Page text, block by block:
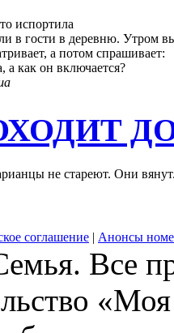
испортила
в гости в деревню. Утром
а потом спрашивает:
а как он включается?
не стареют. Они
соглашение | Анонсы
Все